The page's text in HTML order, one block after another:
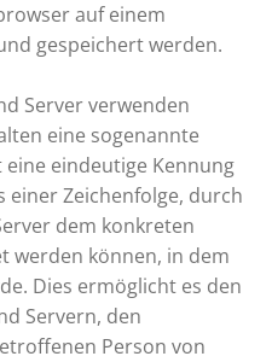
auf einem
gespeichert werden.
Server verwenden
eine sogenannte
eine eindeutige Kennung
einer Zeichenfolge, durch
dem konkreten
werden können, in dem
Dies ermöglicht es den
Servern, den
Person von